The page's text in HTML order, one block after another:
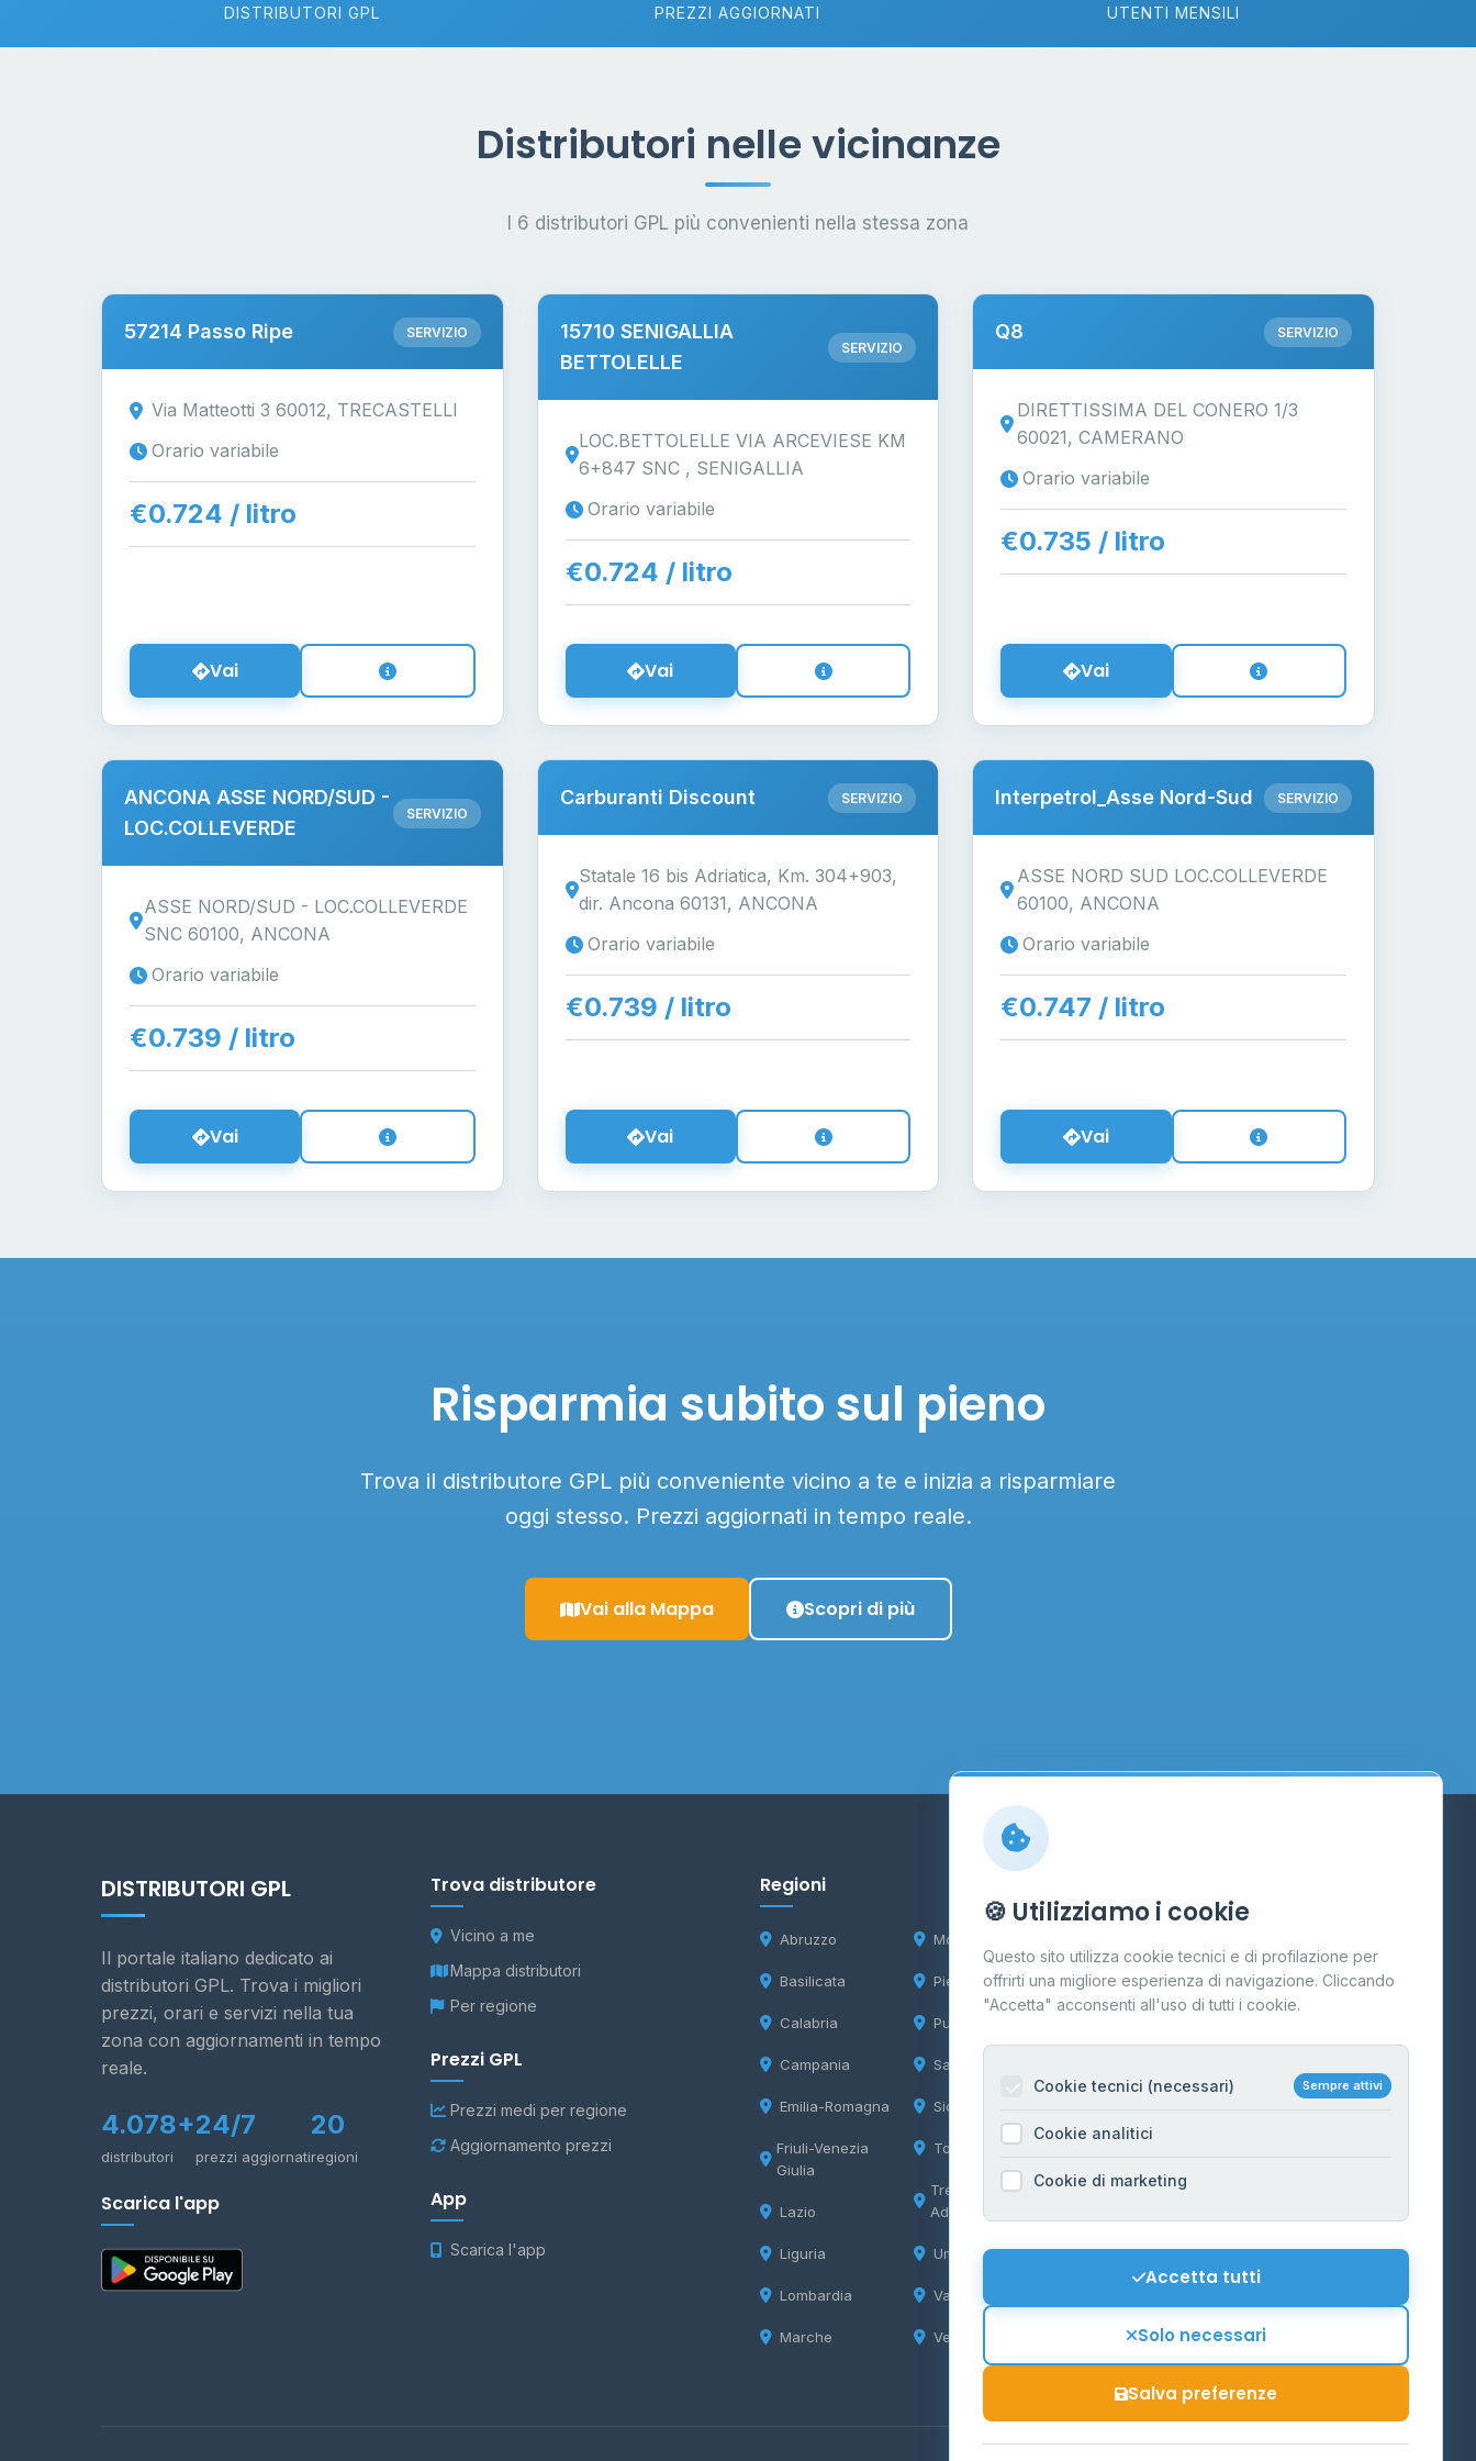
DISTRIBUTORI GPL PREZZI AGGIORNATI UTENTI MENSILI
Distributori nelle vicinanze
I 6 distributori GPL più convenienti nella stessa zona
57214 Passo Ripe SERVIZIO
Via Matteotti 3 60012, TRECASTELLI
Orario variabile
€0.724 / litro
Vai
15710 SENIGALLIA
BETTOLELLE
SERVIZIO
LOC.BETTOLELLE VIA ARCEVIESE KM
6+847 SNC , SENIGALLIA
Orario variabile
€0.724 / litro
Vai
Q8 SERVIZIO
DIRETTISSIMA DEL CONERO 1/3
60021, CAMERANO
Orario variabile
€0.735 / litro
Vai
ANCONA ASSE NORD/SUD -
LOC.COLLEVERDE
SERVIZIO
ASSE NORD/SUD - LOC.COLLEVERDE
SNC 60100, ANCONA
Orario variabile
€0.739 / litro
Vai
Carburanti Discount SERVIZIO
Statale 16 bis Adriatica, Km. 304+903,
dir. Ancona 60131, ANCONA
Orario variabile
€0.739 / litro
Vai
Interpetrol_Asse Nord-Sud SERVIZIO
ASSE NORD SUD LOC.COLLEVERDE
60100, ANCONA
Orario variabile
€0.747 / litro
Vai
Risparmia subito sul pieno
Trova il distributore GPL più conveniente vicino a te e inizia a risparmiare
oggi stesso. Prezzi aggiornati in tempo reale.
Vai alla Mappa Scopri di più
DISTRIBUTORI GPL
Il portale italiano dedicato ai
distributori GPL. Trova i migliori
prezzi, orari e servizi nella tua
zona con aggiornamenti in tempo
reale.
4.078+
distributori
24/7
prezzi aggiornati
20
regioni
Scarica l'app
Trova distributore
Vicino a me
Mappa distributori
Per regione
Prezzi GPL
Prezzi medi per regione
Aggiornamento prezzi
App
Scarica l'app
Regioni
Abruzzo
Basilicata
Calabria
Campania
Emilia-Romagna
Friuli-Venezia
Giulia
Lazio
Liguria
Lombardia
Marche
Molise
Piemonte
Puglia
Sardegna
Sicilia
Toscana
Trentino-Alto
Adige
Umbria
Valle d'Aosta
Veneto
Contatti
Per gestori
Informazioni legali
Privacy Policy
Cookie Policy
Mappa del sito
Contattaci
🍪 Utilizziamo i cookie
Questo sito utilizza cookie tecnici e di profilazione per
offrirti una migliore esperienza di navigazione. Cliccando
"Accetta" acconsenti all'uso di tutti i cookie.
Cookie tecnici (necessari) Sempre attivi
Cookie analitici
Cookie di marketing
Accetta tutti
Solo necessari
Salva preferenze